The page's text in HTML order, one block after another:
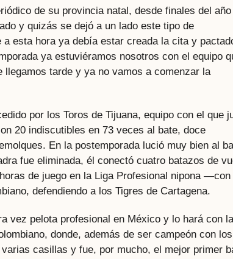
de su provincia natal, desde finales del año
y quizás se dejó a un lado este tipo de
esta hora ya debía estar creada la cita y
ya estuviéramos nosotros con el equipo
tarde y ya no vamos a comenzar la
por los Toros de Tijuana, equipo con el que
20 indiscutibles en 73 veces al bate, doce
En la postemporada lució muy bien al
fue eliminada, él conectó cuatro batazos de
de juego en la Liga Profesional nipona —con
defendiendo a los Tigres de Cartagena.
vez pelota profesional en México y lo hará con la
donde, además de ser campeón con los
casillas y fue, por mucho, el mejor primer